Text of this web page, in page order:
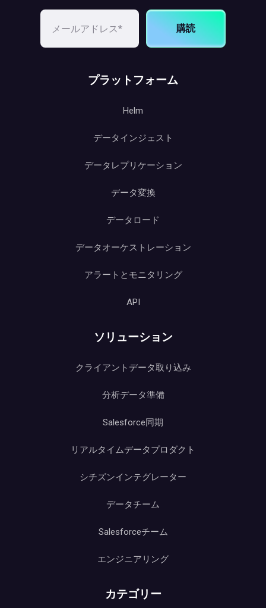
購読
プラットフォーム
Helm
データインジェスト
データレプリケーション
データ変換
データロード
データオーケストレーション
アラートとモニタリング
API
ソリューション
クライアントデータ取り込み
分析データ準備
Salesforce同期
リアルタイムデータプロダクト
シチズンインテグレーター
データチーム
Salesforceチーム
エンジニアリング
カテゴリー